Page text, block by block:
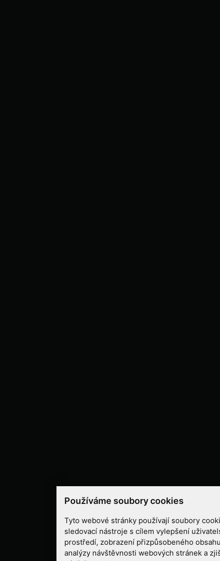
Používáme soubory cookies
Tyto webové stránky používají soubory
sledovací nástroje s cílem vylepšení
prostředí, zobrazení přizpůsobeného
analýzy návštěvnosti webových stránek a